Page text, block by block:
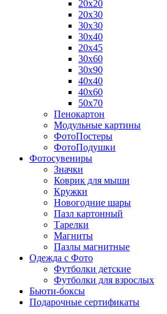
20х20
20х30
30х30
30х40
20х45
30х60
30х90
40х40
40х60
50х70
Пенокартон
Модульные картины
ФотоПостеры
ФотоПодушки
Фотоcувениры
Значки
Коврик для мыши
Кружки
Новогодние шары
Пазл картонный
Тарелки
Магниты
Пазлы магнитные
Одежда с Фото
Футболки детские
Футболки для взрослых
Бьюти-боксы
Подарочные сертификаты